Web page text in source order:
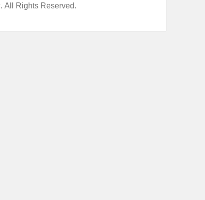
. All Rights Reserved.